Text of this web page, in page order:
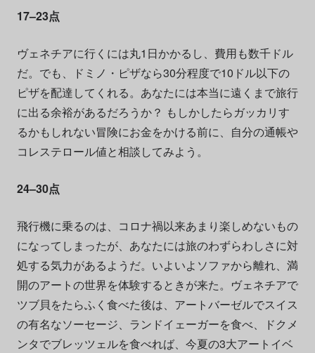
17–23点
ヴェネチアに行くには丸1日かかるし、費用も数千ドル
だ。でも、ドミノ・ピザなら30分程度で10ドル以下の
ピザを配達してくれる。あなたには本当に遠くまで旅行
に出る余裕があるだろうか？ もしかしたらガッカリす
るかもしれない冒険にお金をかける前に、自分の通帳や
コレステロール値と相談してみよう。
24–30点
飛行機に乗るのは、コロナ禍以来あまり楽しめないもの
になってしまったが、あなたには旅のわずらわしさに対
処する気力があるようだ。いよいよソファから離れ、満
開のアートの世界を体験するときが来た。ヴェネチアで
ツブ貝をたらふく食べた後は、アートバーゼルでスイス
の有名なソーセージ、ランドイェーガーを食べ、ドクメ
ンタでブレッツェルを食べれば、今夏の3大アートイベ